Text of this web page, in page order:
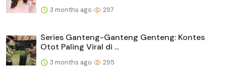
3 months ago 297
Series Ganteng-Ganteng Genteng: Kontes
Otot Paling Viral di ...
3 months ago 295